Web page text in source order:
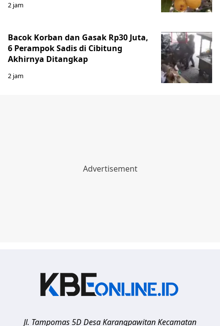
2 jam
Bacok Korban dan Gasak Rp30 Juta,
6 Perampok Sadis di Cibitung
Akhirnya Ditangkap
2 jam
Jl. Tampomas 5D Desa Karangpawitan Kecamatan